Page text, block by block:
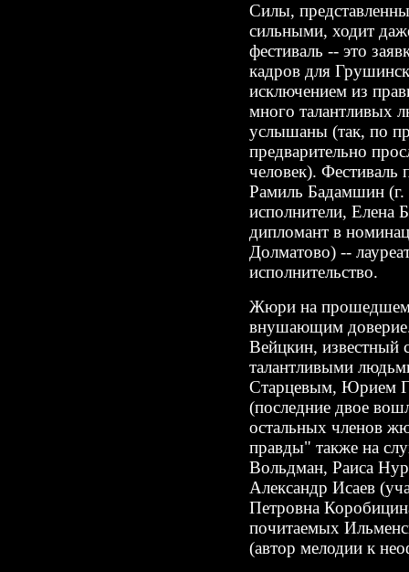
Силы,
сильными, ходит
фестиваль -- это
кадров для
исключением из
много талантливых
услышаны (так, по
предварительно
человек). Фестиваль
Рамиль Бадамшин (г.
исполнители, Елена
дипломант в
Долматово) --
исполнительство.
Жюри на прошедшем
внушающим
Вейцкин, известный
талантливыми
Старцевым, Юрием
(последние двое
остальных членов
правды" также на
Вольдман, Раиса
Александр Исаев
Петровна
почитаемых
(автор мелодии к